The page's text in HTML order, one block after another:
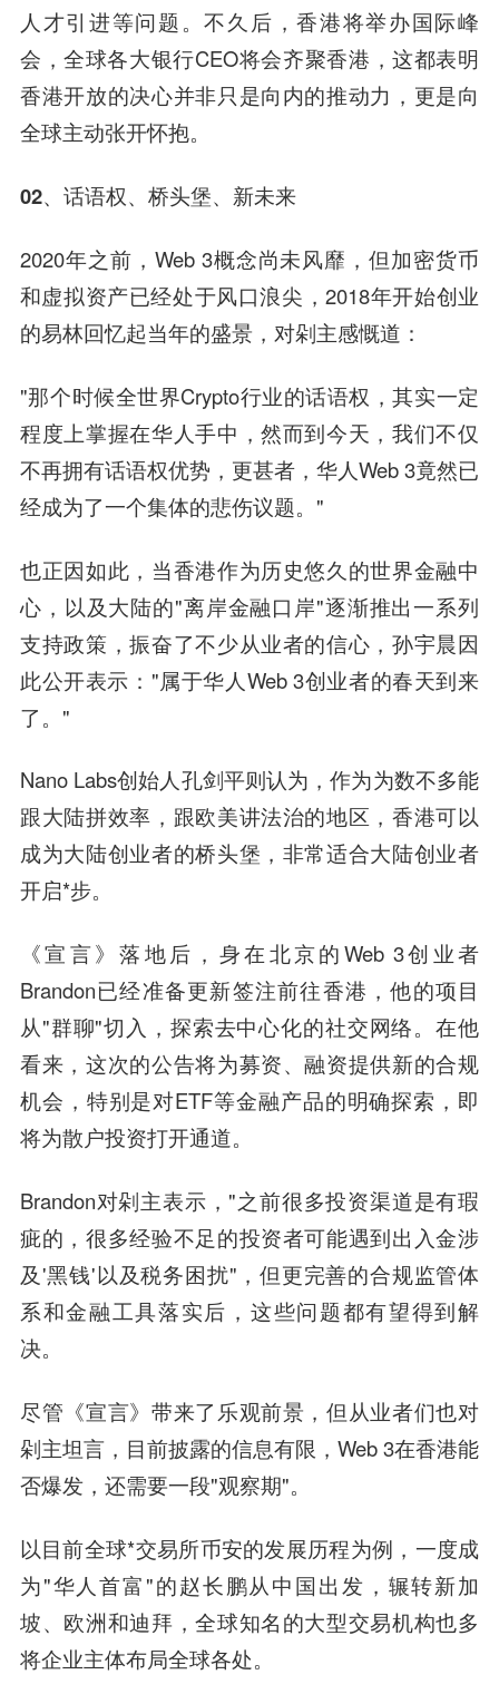
人才引进等问题。不久后，香港将举办国际峰
会，全球各大银行CEO将会齐聚香港，这都表明
香港开放的决心并非只是向内的推动力，更是向
全球主动张开怀抱。
02、话语权、桥头堡、新未来
2020年之前，Web 3概念尚未风靡，但加密货币
和虚拟资产已经处于风口浪尖，2018年开始创业
的易林回忆起当年的盛景，对剁主感慨道：
"那个时候全世界Crypto行业的话语权，其实一定
程度上掌握在华人手中，然而到今天，我们不仅
不再拥有话语权优势，更甚者，华人Web 3竟然已
经成为了一个集体的悲伤议题。"
也正因如此，当香港作为历史悠久的世界金融中
心，以及大陆的"离岸金融口岸"逐渐推出一系列
支持政策，振奋了不少从业者的信心，孙宇晨因
此公开表示："属于华人Web 3创业者的春天到来
了。"
Nano Labs创始人孔剑平则认为，作为为数不多能
跟大陆拼效率，跟欧美讲法治的地区，香港可以
成为大陆创业者的桥头堡，非常适合大陆创业者
开启*步。
《宣言》落地后，身在北京的Web 3创业者
Brandon已经准备更新签注前往香港，他的项目
从"群聊"切入，探索去中心化的社交网络。在他
看来，这次的公告将为募资、融资提供新的合规
机会，特别是对ETF等金融产品的明确探索，即
将为散户投资打开通道。
Brandon对剁主表示，"之前很多投资渠道是有瑕
疵的，很多经验不足的投资者可能遇到出入金涉
及'黑钱'以及税务困扰"，但更完善的合规监管体
系和金融工具落实后，这些问题都有望得到解
决。
尽管《宣言》带来了乐观前景，但从业者们也对
剁主坦言，目前披露的信息有限，Web 3在香港能
否爆发，还需要一段"观察期"。
以目前全球*交易所币安的发展历程为例，一度成
为"华人首富"的赵长鹏从中国出发，辗转新加
坡、欧洲和迪拜，全球知名的大型交易机构也多
将企业主体布局全球各处。